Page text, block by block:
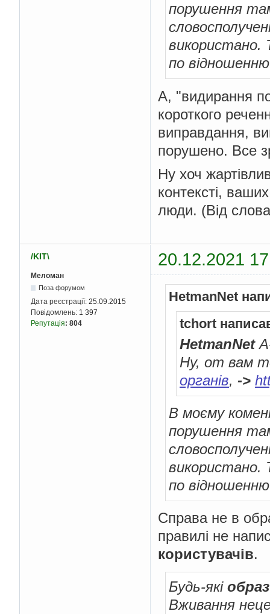
порушення
використано.
по
А, "видирання
короткого
виправдання,
порушено. Все
Ну хоч
контексті,
люди. (Від слова
/KIT\ 20.12.2021
Меломан
Поза форумом
Дата реєстрації: 25.09.2015
Повідомлень: 1 397
Репутація: 804
HetmanNet
tchort
HetmanNet
Ну, от вам
органів, ->
В моєму
порушення
використано.
по
Справа не в
правилі не
користувачів.
Будь-які
Вживання